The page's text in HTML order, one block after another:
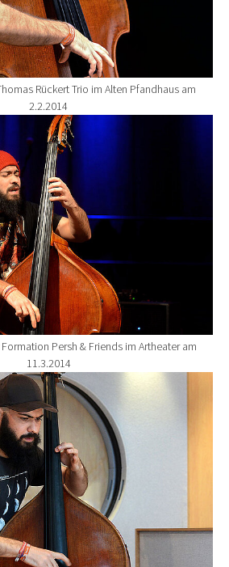
Rückert Trio im Alten Pfandhaus am
2.2.2014
Persh & Friends im Artheater am
11.3.2014
for: